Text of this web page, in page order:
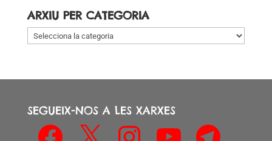
ARXIU PER CATEGORIA
Arxiu
per
SEGUEIX-NOS A LES XARXES
Facebook Instagram Telegram